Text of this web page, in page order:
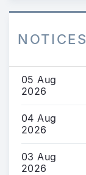
NOTICES
05 Aug
2026
04 Aug
2026
03 Aug
2026